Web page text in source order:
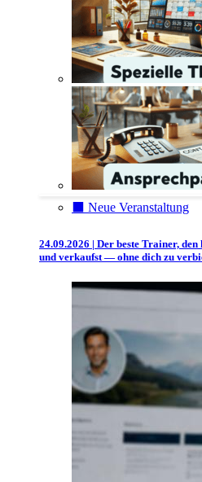
⬛️ Neue Veranstaltung
24.09.2026 | Der beste Trainer,
und verkaufst — ohne dich zu